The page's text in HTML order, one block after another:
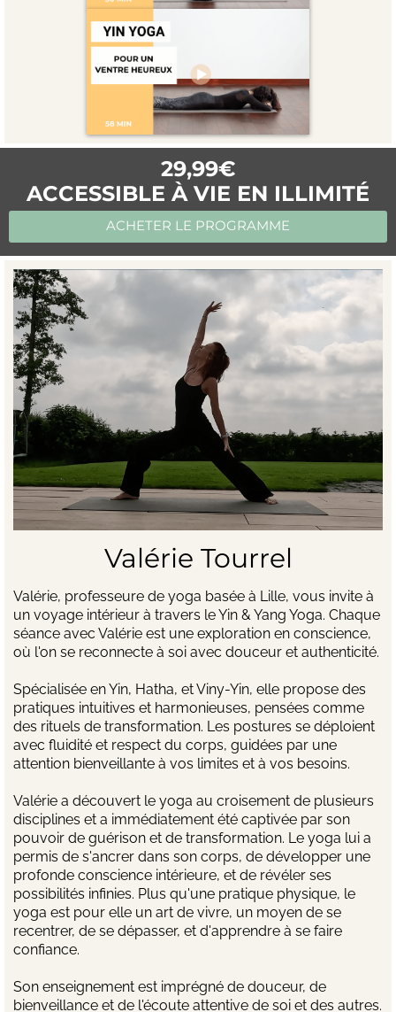
29,99€
ACCESSIBLE À VIE EN ILLIMITÉ
ACHETER LE PROGRAMME
Valérie Tourrel
Valérie, professeure de yoga basée à Lille, vous invite à
un voyage intérieur à travers le Yin & Yang Yoga. Chaque
séance avec Valérie est une exploration en conscience,
où l'on se reconnecte à soi avec douceur et authenticité.
Spécialisée en Yin, Hatha, et Viny-Yin, elle propose des
pratiques intuitives et harmonieuses, pensées comme
des rituels de transformation. Les postures se déploient
avec fluidité et respect du corps, guidées par une
attention bienveillante à vos limites et à vos besoins.
Valérie a découvert le yoga au croisement de plusieurs
disciplines et a immédiatement été captivée par son
pouvoir de guérison et de transformation. Le yoga lui a
permis de s'ancrer dans son corps, de développer une
profonde conscience intérieure, et de révéler ses
possibilités infinies. Plus qu'une pratique physique, le
yoga est pour elle un art de vivre, un moyen de se
recentrer, de se dépasser, et d'apprendre à se faire
confiance.
Son enseignement est imprégné de douceur, de
bienveillance et de l'écoute attentive de soi et des autres.